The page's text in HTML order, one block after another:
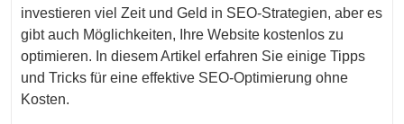
investieren viel Zeit und Geld in SEO-Strategien, aber es
gibt auch Möglichkeiten, Ihre Website kostenlos zu
optimieren. In diesem Artikel erfahren Sie einige Tipps
und Tricks für eine effektive SEO-Optimierung ohne
Kosten.